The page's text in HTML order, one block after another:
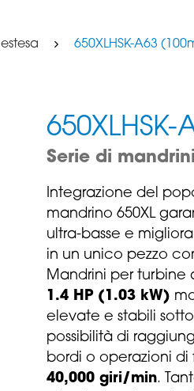
650XLHSK-A63
Serie di
Integrazione del
mandrino 650XL
ultra-basse e
in un unico pezzo
Mandrini per turbine
1.4 HP (1.03 kW)
elevate e stabili
possibilità di
bordi o operazioni di
40,000 giri/min.